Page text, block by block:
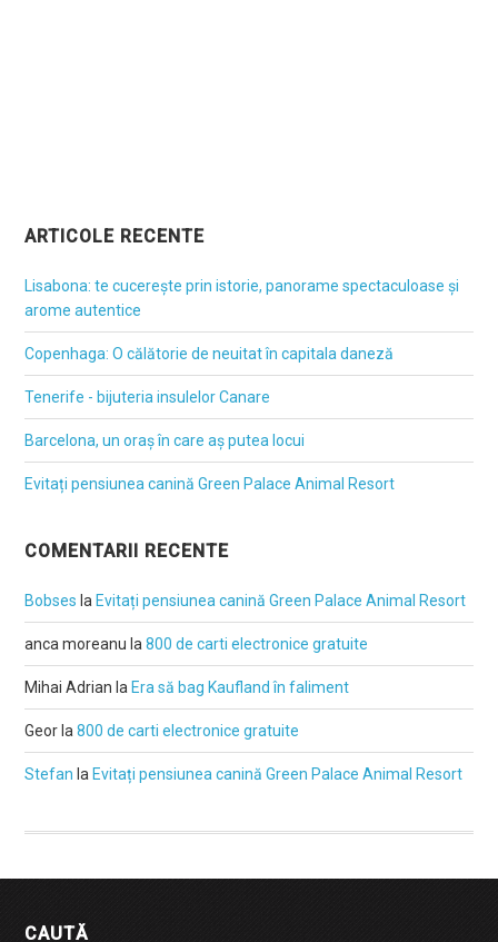
ARTICOLE RECENTE
Lisabona: te cucerește prin istorie, panorame spectaculoase și
arome autentice
Copenhaga: O călătorie de neuitat în capitala daneză
Tenerife - bijuteria insulelor Canare
Barcelona, un oraș în care aș putea locui
Evitați pensiunea canină Green Palace Animal Resort
COMENTARII RECENTE
Bobses la Evitați pensiunea canină Green Palace Animal Resort
anca moreanu la800 de carti electronice gratuite
Mihai Adrian la Era să bag Kaufland în faliment
Geor la800 de carti electronice gratuite
Stefan la Evitați pensiunea canină Green Palace Animal Resort
CAUTĂ